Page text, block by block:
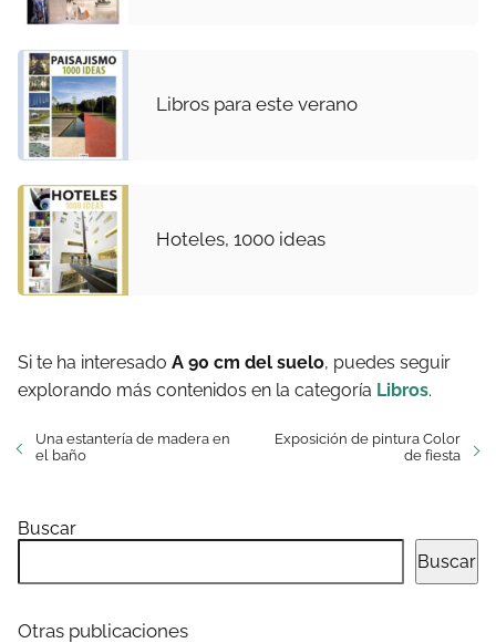
Libros para este verano
Hoteles, 1000 ideas
Si te ha interesado A 90 cm del suelo, puedes seguir
explorando más contenidos en la categoría Libros.
Una estantería de madera en
el baño
Exposición de pintura Color
de fiesta
Buscar
Buscar
Otras publicaciones